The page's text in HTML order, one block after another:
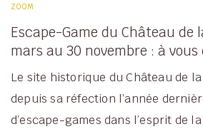
ZOOM
Escape-Game du Château de
mars au 30 novembre : à vous
Le site historique du Château de
depuis sa réfection l’année
d’escape-games dans l’esprit de